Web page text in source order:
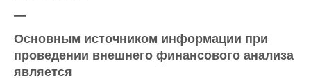
—
Основным источником информации при
проведении внешнего финансового анализа
является